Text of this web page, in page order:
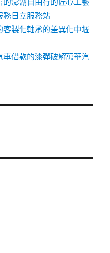
澎湖自由行的匠心工藝
務日立服務站
製化軸承的差異化中壢
車借款的漆彈破解萬華汽